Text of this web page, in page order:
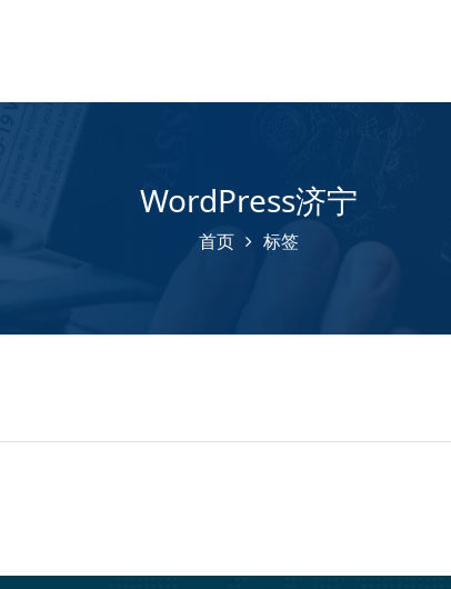
WordPress济宁
首页 标签